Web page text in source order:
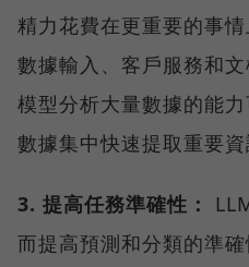
精力花費在更重要的事情
數據輸入、客戶服務和
模型分析大量數據的能
數據集中快速提取重要資
3. 提高任務準確性：
而提高預測和分類的準